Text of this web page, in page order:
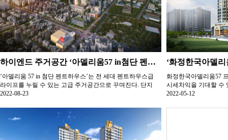
하이엔드 주거공간 ‘아델리움57 in첨단 펜트하우스’ 공급
‘아델리움 57 in 첨단 펜트하우스’는 전 세대 펜트하우스급
라이프를 누릴 수 있는 고급 주거공간으로 꾸며진다. 단지
인...
2022-08-23
화정한국아델리움57
시세차익을 기대할 수
정한국아델리...
2022-05-12